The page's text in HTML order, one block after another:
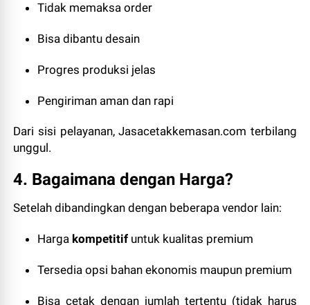
Tidak memaksa order
Bisa dibantu desain
Progres produksi jelas
Pengiriman aman dan rapi
Dari sisi pelayanan, Jasacetakkemasan.com terbilang
unggul.
4. Bagaimana dengan Harga?
Setelah dibandingkan dengan beberapa vendor lain:
Harga kompetitif untuk kualitas premium
Tersedia opsi bahan ekonomis maupun premium
Bisa cetak dengan jumlah tertentu (tidak harus